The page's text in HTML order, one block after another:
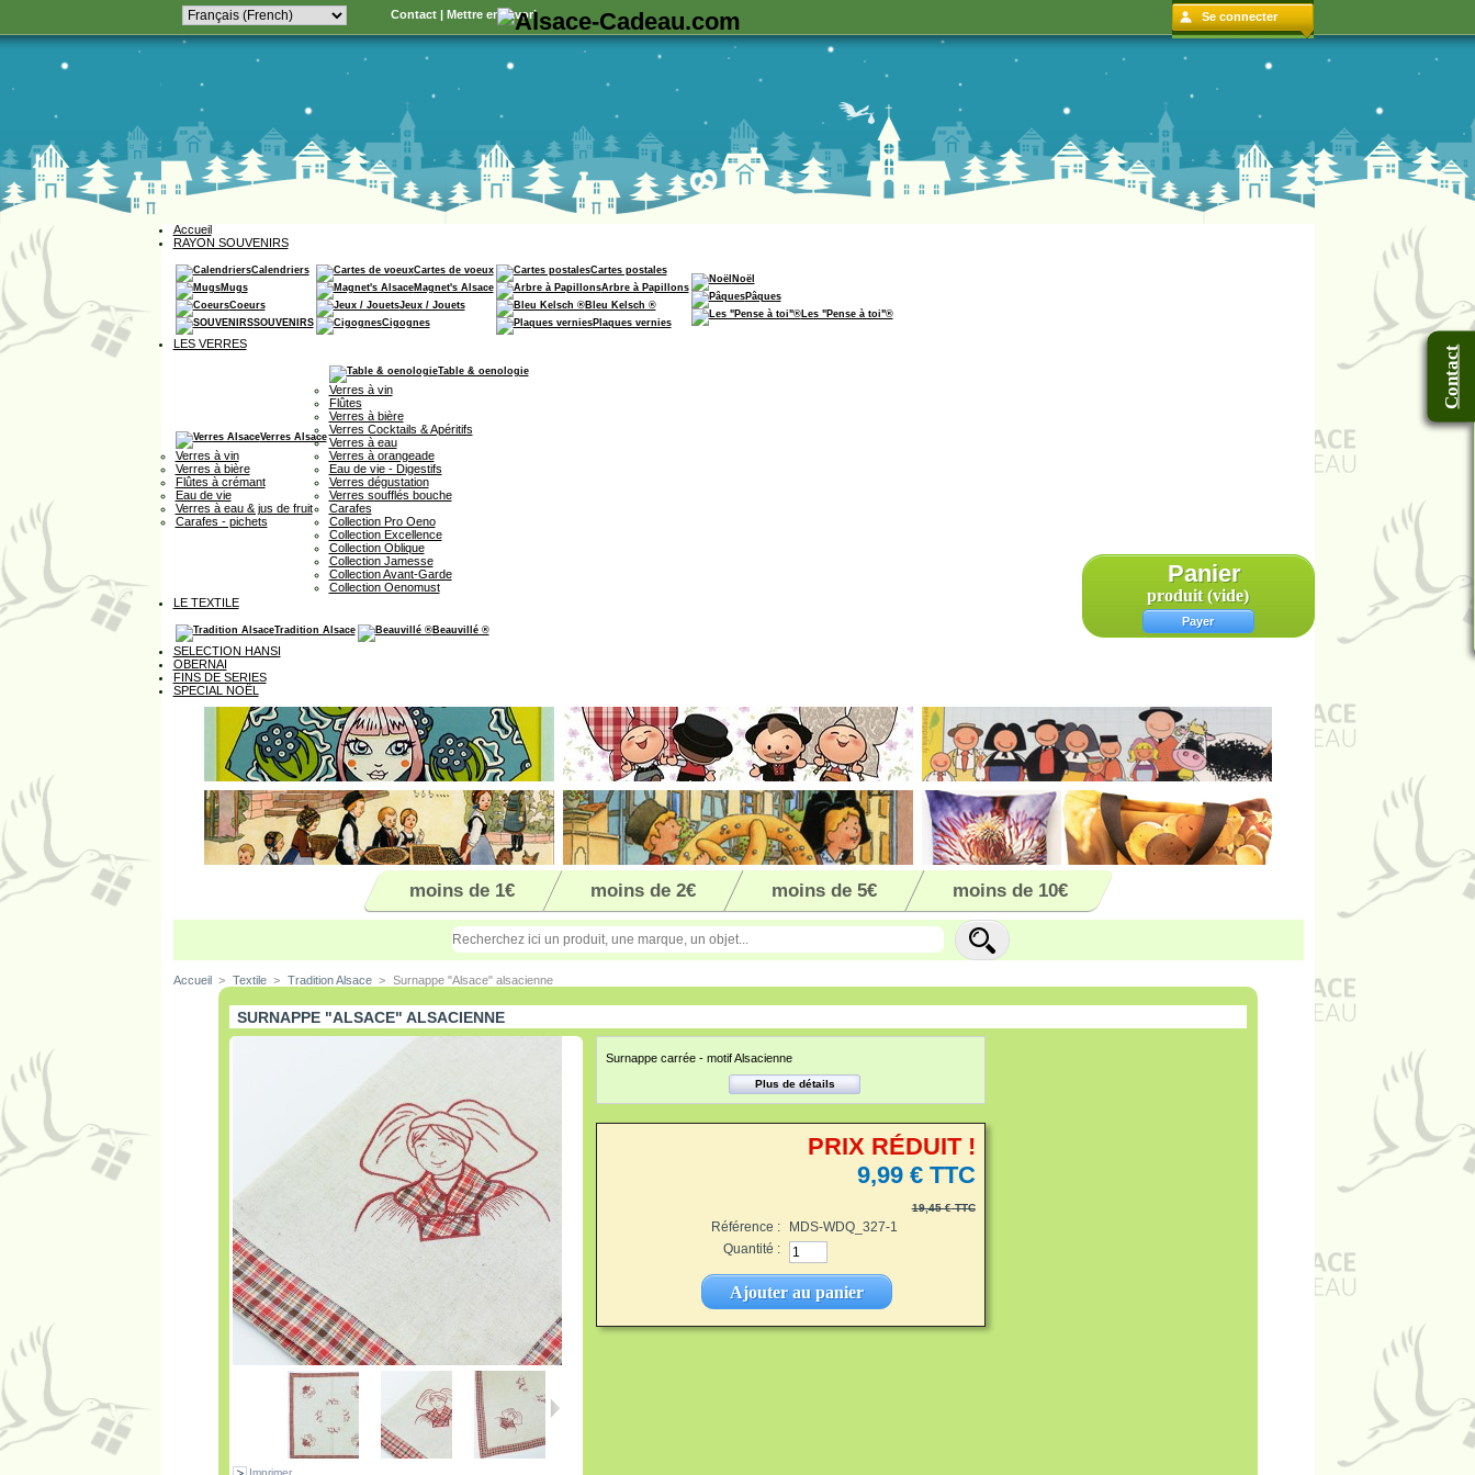
Contact | Mettre en favori Se connecter
Accueil
RAYON SOUVENIRS
Calendriers
Mugs
Coeurs
SOUVENIRS
Cartes de voeux
Magnet's Alsace
Jeux / Jouets
Cigognes
Cartes postales
Arbre à Papillons
Bleu Kelsch ®
Plaques vernies
Noël
Pâques
Les "Pense à toi"®
LES VERRES
Verres Alsace
Verres à vin
Verres à bière
Flûtes à crémant
Eau de vie
Verres à eau & jus de fruit
Carafes - pichets
Table & oenologie
Verres à vin
Flûtes
Verres à bière
Verres Cocktails & Apéritifs
Verres à eau
Verres à orangeade
Eau de vie - Digestifs
Verres dégustation
Verres soufflés bouche
Carafes
Collection Pro Oeno
Collection Excellence
Collection Oblique
Collection Jamesse
Collection Avant-Garde
Collection Oenomust
LE TEXTILE
Tradition Alsace Beauvillé ®
SELECTION HANSI
OBERNAI
FINS DE SERIES
SPECIAL NOËL
Panier
produit (vide)
Payer
Contact
moins de 1€ moins de 2€ moins de 5€ moins de 10€
Accueil > Textile > Tradition Alsace > Surnappe "Alsace" alsacienne
SURNAPPE "ALSACE" ALSACIENNE
Imprimer
Surnappe carrée - motif Alsacienne
Plus de détails
PRIX RÉDUIT !
9,99 €TTC
19,45 €TTC
Référence :
MDS-WDQ_327-1
Quantité :